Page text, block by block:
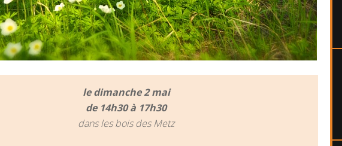
le dimanche 2 mai
de 14h30 à 17h30
dans les bois des Metz